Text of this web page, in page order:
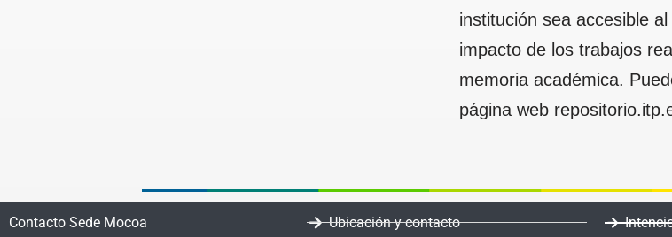
institución sea accesible
impacto de los trabajos
memoria académica.
página web
Contacto Sede Mocoa
Ubicación y contacto